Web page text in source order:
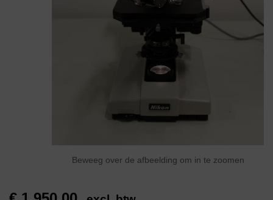
Beweeg over de afbeelding om in te zoomen